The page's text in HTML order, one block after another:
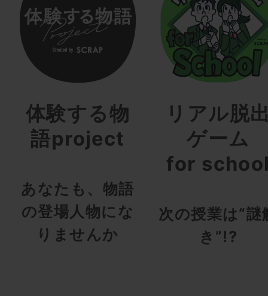
体験する物
語project
あなたも、物語
の登場人物にな
りませんか
リアル脱
ゲーム
for
次の授業は“謎
き”!?